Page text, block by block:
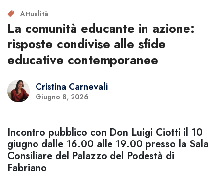
Attualità
La comunità educante in azione:
risposte condivise alle sfide
educative contemporanee
Cristina Carnevali
Giugno 8, 2026
Incontro pubblico con Don Luigi Ciotti il 10
giugno dalle 16.00 alle 19.00 presso la Sala
Consiliare del Palazzo del Podestà di
Fabriano